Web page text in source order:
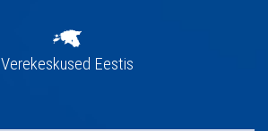
Verekeskused Eestis